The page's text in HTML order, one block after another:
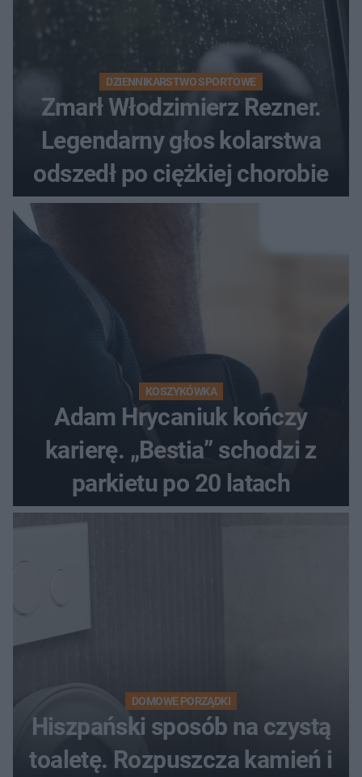
DZIENNIKARSTWO SPORTOWE
Zmarł Włodzimierz Rezner.
Legendarny głos kolarstwa
odszedł po ciężkiej chorobie
KOSZYKÓWKA
Adam Hrycaniuk kończy
karierę. „Bestia” schodzi z
parkietu po 20 latach
DOMOWE PORZĄDKI
Hiszpański sposób na czystą
toaletę. Rozpuszcza kamień i